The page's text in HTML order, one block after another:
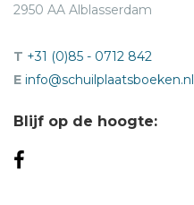
2950 AA Alblasserdam
T +31 (0)85 - 0712 842
E info@schuilplaatsboeken.nl
Blijf op de hoogte: